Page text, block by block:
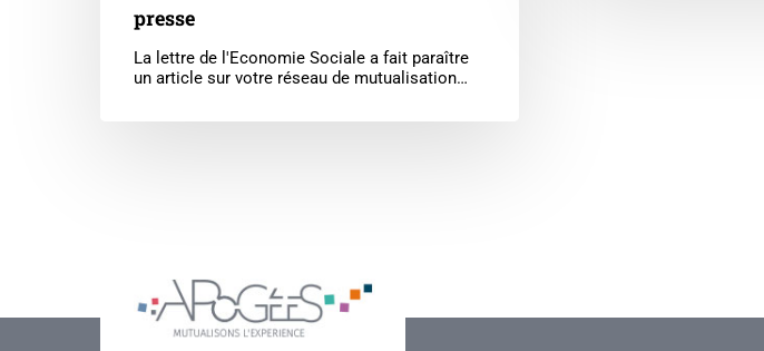
presse
La lettre de l'Economie Sociale a fait paraître
un article sur votre réseau de mutualisation…